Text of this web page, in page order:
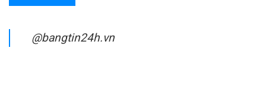
@bangtin24h.vn